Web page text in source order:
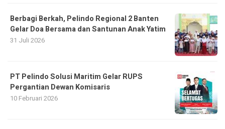
Berbagi Berkah, Pelindo Regional 2 Banten
Gelar Doa Bersama dan Santunan Anak Yatim
31 Juli 2026
PT Pelindo Solusi Maritim Gelar RUPS
Pergantian Dewan Komisaris
10 Februari 2026